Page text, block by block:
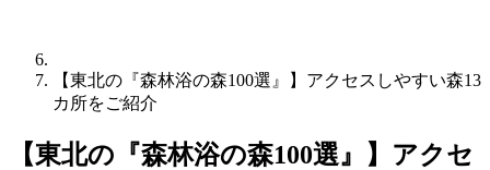
【東北の『森林浴の森100選』】アクセスしやすい森13
カ所をご紹介
【東北の『森林浴の森100選』】アクセ